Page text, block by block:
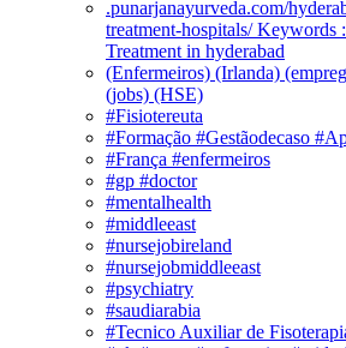
.punarjanayurveda.com/
treatment-hospitals/ Keywords
Treatment in hyderabad
(Enfermeiros) (Irlanda)
(jobs) (HSE)
#Fisiotereuta
#Formação #Gestãodecaso
#França #enfermeiros
#gp #doctor
#mentalhealth
#middleeast
#nursejobireland
#nursejobmiddleeast
#psychiatry
#saudiarabia
#Tecnico Auxiliar de